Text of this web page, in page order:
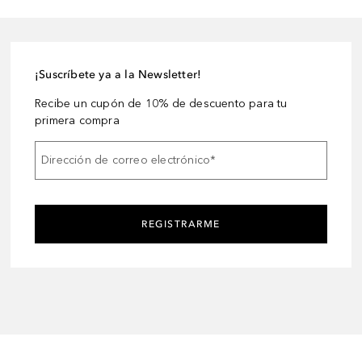
¡Suscríbete ya a la Newsletter!
Recibe un cupón de 10% de descuento para tu
primera compra
Dirección de correo electrónico*
REGISTRARME